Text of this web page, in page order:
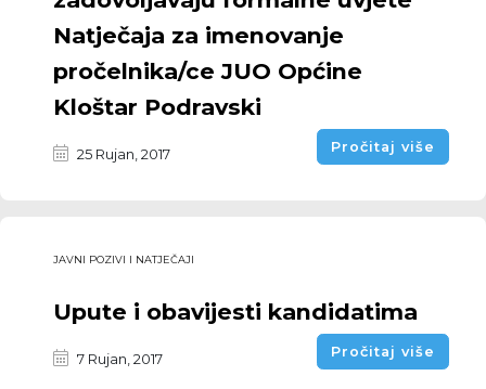
Natječaja za imenovanje
pročelnika/ce JUO Općine
Kloštar Podravski
25 Rujan, 2017 Pročitaj više
JAVNI POZIVI I NATJEČAJI
Upute i obavijesti kandidatima
7 Rujan, 2017 Pročitaj više